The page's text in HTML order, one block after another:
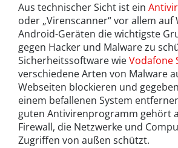
Aus technischer Sicht ist ein
oder „Virenscanner“ vor allem auf
Android-Geräten die wichtigste
gegen Hacker und Malware zu
Sicherheitssoftware wieVodafone
verschiedene Arten von Malware
Webseiten blockieren und
einem befallenen System
guten Antivirenprogramm gehört
Firewall, die Netzwerke und
Zugriffen von außen schützt.